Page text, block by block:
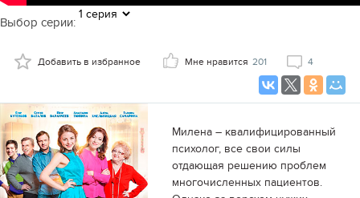
Выбор серии:
Добавить в избранное Мне нравится 201 4
Милена – квалифицированный
психолог, все свои силы
отдающая решению проблем
многочисленных пациентов.